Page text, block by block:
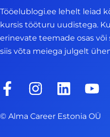
Tööelublogi.ee lehelt leiad
kursis tööturu uudistega.
erinevate teemade osas
siis võta meiega julgelt
F
c
I
s
L
n
Y
u
© Alma Career Estonia OÜ